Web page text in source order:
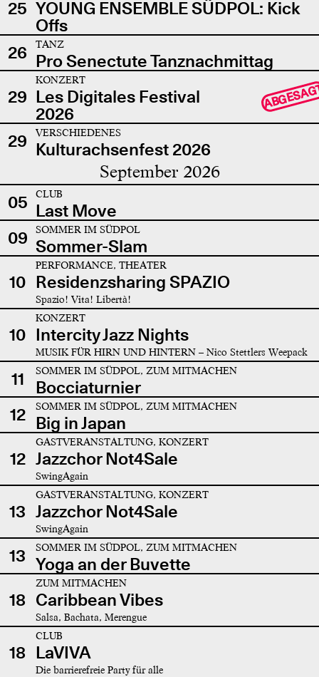
25 YOUNG ENSEMBLE SÜDPOL: Kick
Offs
26
TANZ
Pro Senectute Tanznachmittag
29
KONZERT
Les Digitales Festival
2026
29 VERSCHIEDENES
Kulturachsenfest 2026
September 2026
05 CLUB
Last Move
09
SOMMER IM SÜDPOL
Sommer-Slam
10
PERFORMANCE, THEATER
Residenzsharing SPAZIO
Spazio! Vita! Libertà!
10
KONZERT
Intercity Jazz Nights
MUSIK FÜR HIRN UND HINTERN – Nico Stettlers Weepack
11 SOMMER IM SÜDPOL, ZUM MITMACHEN
Bocciaturnier
12
SOMMER IM SÜDPOL, ZUM MITMACHEN
Big in Japan
12
GASTVERANSTALTUNG, KONZERT
Jazzchor Not4Sale
SwingAgain
13
GASTVERANSTALTUNG, KONZERT
Jazzchor Not4Sale
SwingAgain
13 SOMMER IM SÜDPOL, ZUM MITMACHEN
Yoga an der Buvette
18
ZUM MITMACHEN
Caribbean Vibes
Salsa, Bachata, Merengue
18
CLUB
LaVIVA
Die barrierefreie Party für alle